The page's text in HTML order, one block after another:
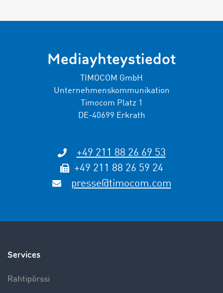
Mediayhteystiedot
TIMOCOM GmbH
Unternehmenskommunikation
Timocom Platz 1
DE-40699 Erkrath
+49 211 88 26 69 53
+49 211 88 26 59 24
presse@timocom.com
Services
Rahtipörssi